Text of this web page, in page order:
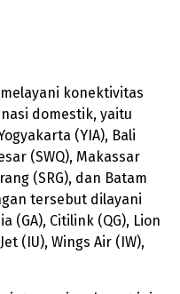
konektivitas
domestik, yaitu
(YIA), Bali
(SWQ), Makassar
(SRG), dan Batam
tersebut dilayani
(GA), Citilink (QG), Lion
(IU), Wings Air (IW),